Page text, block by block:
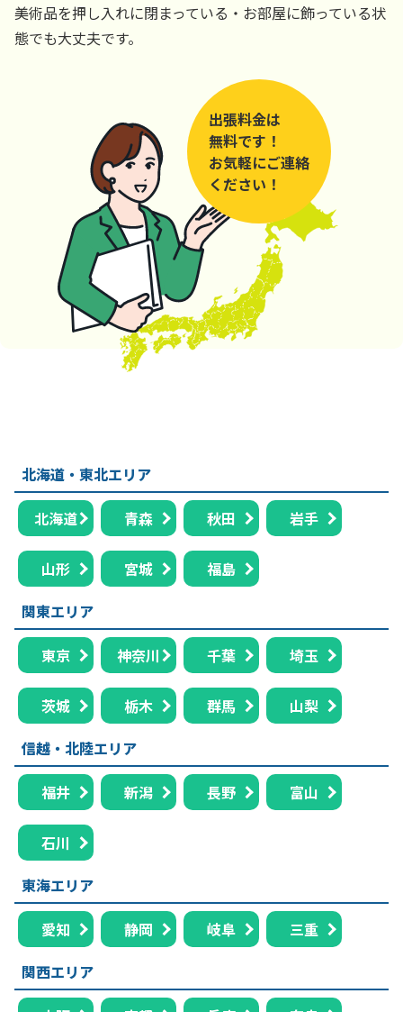
美術品を押し入れに閉まっている・お部屋に飾っている状
態でも大丈夫です。
出張料金は
無料です！
お気軽にご連絡
ください！
北海道・東北エリア
北海道 青森 秋田 岩手
山形 宮城
福島
関東エリア
東京 神奈川 千葉 埼玉
茨城 栃木 群馬
山梨
信越・北陸エリア
福井 新潟 長野 富山
石川
東海エリア
愛知 静岡 岐阜
三重
関西エリア